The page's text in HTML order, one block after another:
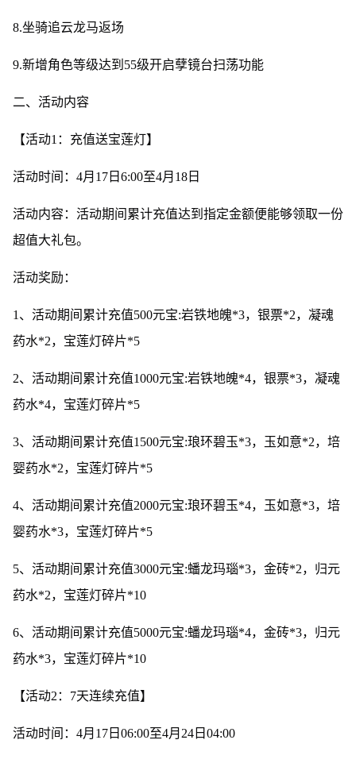
8.坐骑追云龙马返场
9.新增角色等级达到55级开启孽镜台扫荡功能
二、活动内容
【活动1：充值送宝莲灯】
活动时间：4月17日6:00至4月18日
活动内容：活动期间累计充值达到指定金额便能够领取一份
超值大礼包。
活动奖励：
1、活动期间累计充值500元宝:岩铁地魄*3，银票*2，凝魂
药水*2，宝莲灯碎片*5
2、活动期间累计充值1000元宝:岩铁地魄*4，银票*3，凝魂
药水*4，宝莲灯碎片*5
3、活动期间累计充值1500元宝:琅环碧玉*3，玉如意*2，培
婴药水*2，宝莲灯碎片*5
4、活动期间累计充值2000元宝:琅环碧玉*4，玉如意*3，培
婴药水*3，宝莲灯碎片*5
5、活动期间累计充值3000元宝:蟠龙玛瑙*3，金砖*2，归元
药水*2，宝莲灯碎片*10
6、活动期间累计充值5000元宝:蟠龙玛瑙*4，金砖*3，归元
药水*3，宝莲灯碎片*10
【活动2：7天连续充值】
活动时间：4月17日06:00至4月24日04:00